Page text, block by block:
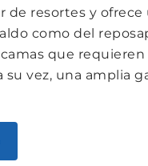
de resortes y
como del
que
su vez, una amplia